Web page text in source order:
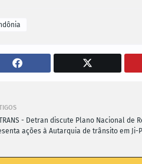
- Detran discute Plano Nacional de
ações à Autarquia de trânsito em Ji-